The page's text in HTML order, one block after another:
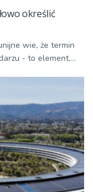
określić
wie, że termin
- to element,...